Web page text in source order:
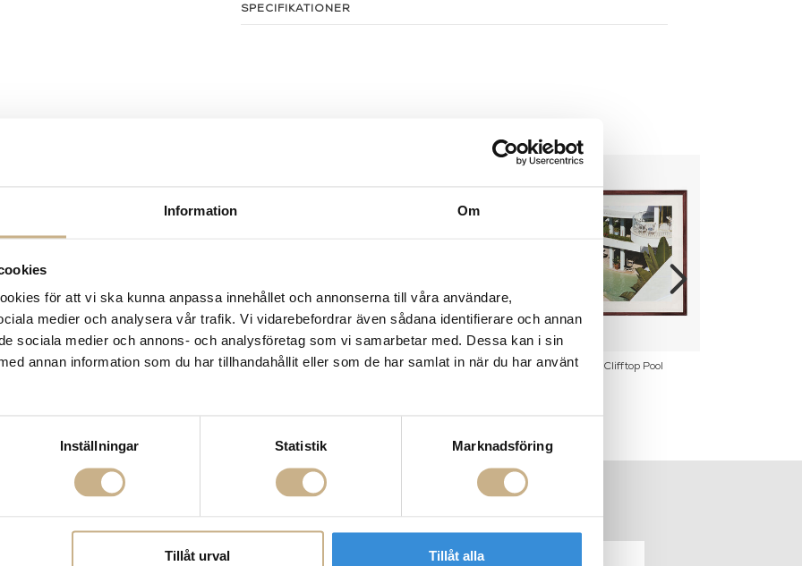
Information Om
för att vi ska kunna anpassa innehållet och annonserna till våra användare,
medier och analysera vår trafik. Vi vidarebefordrar även sådana identifierare och annan
sociala medier och annons- och analysföretag som vi samarbetar med. Dessa kan i sin
annan information som du har tillhandahållit eller som de har samlat in när du har använt
Inställningar Statistik Marknadsföring
Tillåt urval Tillåt alla
SPECIFIKATIONER
In Gstaad Fotokonst - Sea Drive Fotokonst - Taking the Plunge Fotokonst - Clifftop Pool
POPULÄRA KATEGORIER
Fornasetti